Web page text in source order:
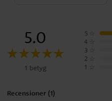
5.0
1 betyg
5
4
3
2
1
Recensioner (1)